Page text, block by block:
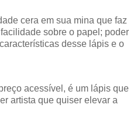
cera em sua mina que faz
sobre o papel; poder
desse lápis e o
acessível, é um lápis que
artista que quiser elevar a